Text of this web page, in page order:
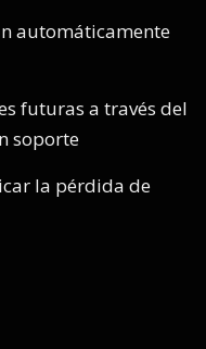
automáticamente
futuras a través del
soporte
la pérdida de